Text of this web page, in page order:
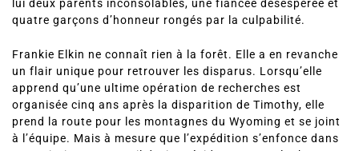
week-end d’enterrement de vie de garçon, laissant derrière
lui deux parents inconsolables, une fiancée désespérée et
Frankie Elkin ne connaît rien à la forêt. Elle a en revanche
un flair unique pour retrouver les disparus. Lorsqu’elle
apprend qu’une ultime opération de recherches est
organisée cinq ans après la disparition de Timothy, elle
prend la route pour les montagnes du Wyoming et se joint